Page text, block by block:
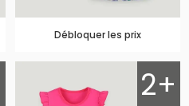
Débloquer les prix
2+